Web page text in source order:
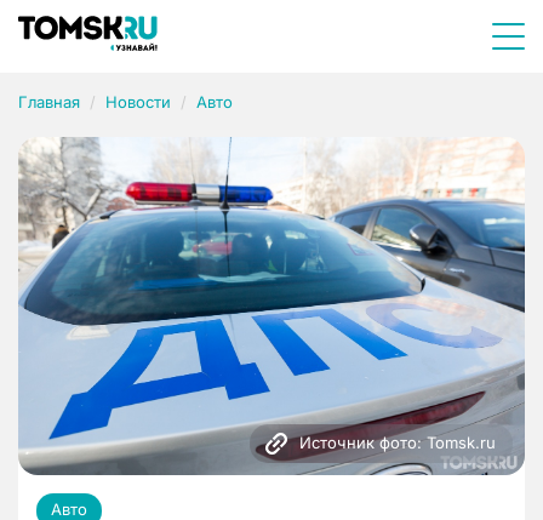
Главная Новости Авто
Источник фото: Tomsk.ru
Авто